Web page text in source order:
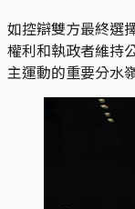
如控辯雙方最終選
權利和執政者維持
主運動的重要分水